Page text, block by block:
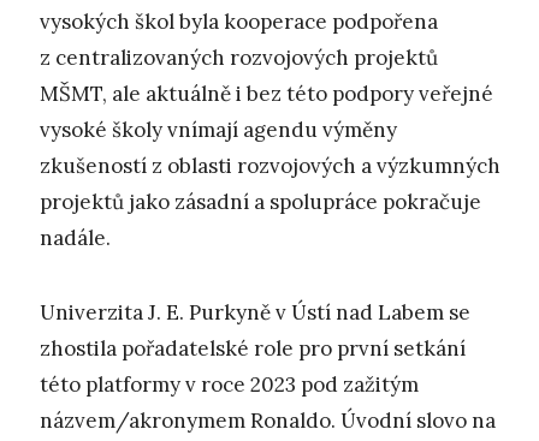
vysokých škol byla kooperace podpořena
z centralizovaných rozvojových projektů
MŠMT, ale aktuálně i bez této podpory veřejné
vysoké školy vnímají agendu výměny
zkušeností z oblasti rozvojových a výzkumných
projektů jako zásadní a spolupráce pokračuje
nadále.
Univerzita J. E. Purkyně v Ústí nad Labem se
zhostila pořadatelské role pro první setkání
této platformy v roce 2023 pod zažitým
názvem/akronymem Ronaldo. Úvodní slovo na